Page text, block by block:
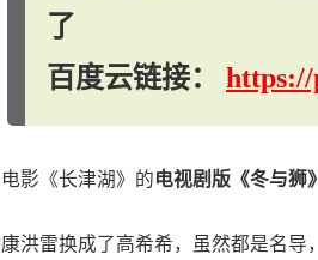
了
百度云链接： https://
电影《长津湖》的电视剧版《冬与狮
康洪雷换成了高希希，虽然都是名导